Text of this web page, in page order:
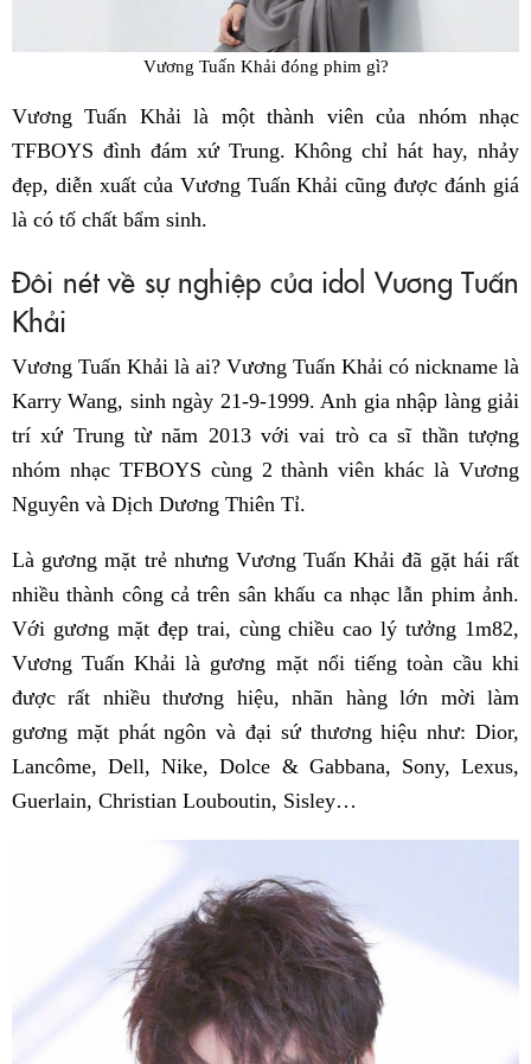
Vương Tuấn Khải đóng phim gì?
Vương Tuấn Khải là một thành viên của nhóm nhạc
TFBOYS đình đám xứ Trung. Không chỉ hát hay, nhảy
đẹp, diễn xuất của Vương Tuấn Khải cũng được đánh giá
là có tố chất bẩm sinh.
Đôi nét về sự nghiệp của idol Vương Tuấn
Khải
Vương Tuấn Khải là ai? Vương Tuấn Khải có nickname là
Karry Wang, sinh ngày 21-9-1999. Anh gia nhập làng giải
trí xứ Trung từ năm 2013 với vai trò ca sĩ thần tượng
nhóm nhạc TFBOYS cùng 2 thành viên khác là Vương
Nguyên và Dịch Dương Thiên Tỉ.
Là gương mặt trẻ nhưng Vương Tuấn Khải đã gặt hái rất
nhiều thành công cả trên sân khấu ca nhạc lẫn phim ảnh.
Với gương mặt đẹp trai, cùng chiều cao lý tưởng 1m82,
Vương Tuấn Khải là gương mặt nổi tiếng toàn cầu khi
được rất nhiều thương hiệu, nhãn hàng lớn mời làm
gương mặt phát ngôn và đại sứ thương hiệu như: Dior,
Lancôme, Dell, Nike, Dolce & Gabbana, Sony, Lexus,
Guerlain, Christian Louboutin, Sisley…